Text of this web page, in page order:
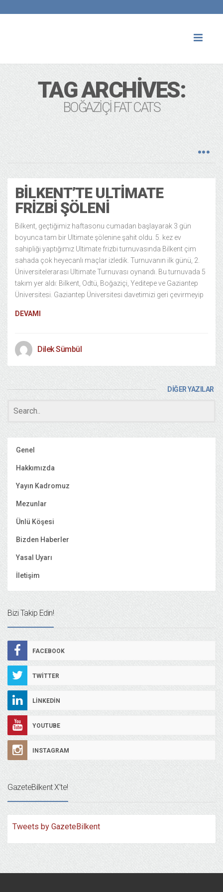
TAG ARCHIVES:
BOĞAZIÇI FAT CATS
BILKENT’TE ULTIMATE
FRIZBI ŞÖLENI
Bilkent, geçtiğimiz haftasonu cumadan başlayarak 3 gün
boyunca tam bir Ultimate şölenine şahit oldu. 5. kez ev
sahipliği yaptığımız Ultimate frizbi turnuvasında Bilkent çim
sahada çok heyecanlı maçlar izledik. Turnuvanın ilk günü, 2.
Üniversitelerarası Ultimate Turnuvası oynandı. Bu turnuvada 5
takım yer aldı: Bilkent, Odtü, Boğaziçi, Yeditepe ve Gaziantep
Üniversitesi. Gaziantep Üniversitesi davetimizi geri çevirmeyip
DEVAMI
Dilek Sümbül
DİĞER YAZILAR
Genel
Hakkımızda
Yayın Kadromuz
Mezunlar
Ünlü Köşesi
Bizden Haberler
Yasal Uyarı
İletişim
Bizi Takip Edin!
FACEBOOK
TWITTER
LINKEDIN
YOUTUBE
INSTAGRAM
GazeteBilkent X’te!
Tweets by GazeteBilkent